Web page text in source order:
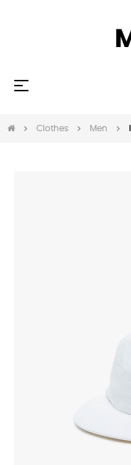
Navegación
☰
Clothes Men